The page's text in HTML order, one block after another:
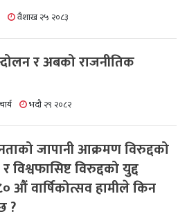
वैशाख २५ २०८३
र अबको राजनीतिक
भदौ २९ २०८२
जापानी आक्रमण विरुद्दको
विश्वफासिष्ट विरुद्दको युद्द
औं वार्षिकोत्सव हामीले किन
?